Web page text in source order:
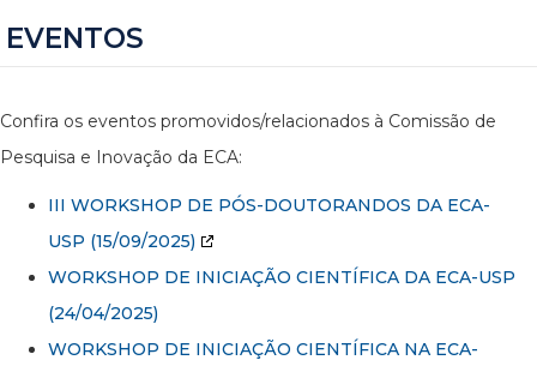
EVENTOS
Confira os eventos promovidos/relacionados à Comissão de
Pesquisa e Inovação da ECA:
III WORKSHOP DE PÓS-DOUTORANDOS DA ECA-
USP (15/09/2025)
WORKSHOP DE INICIAÇÃO CIENTÍFICA DA ECA-USP
(24/04/2025)
WORKSHOP DE INICIAÇÃO CIENTÍFICA NA ECA-